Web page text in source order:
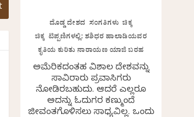
ದೊಡ್ಡ ದೇಶದ ಸಂಗತಿಗಳು ಚಿಕ್ಕ
ಚಿಕ್ಕ ಟಿಪ್ಪಣಿಗಳಲ್ಲಿ: ಶಶಿಧರ ಹಾಲಾಡಿಯವರ
ಕೃತಿಯ ಕುರಿತು ನಾರಾಯಣ ಯಾಜಿ ಬರಹ
ಅಮೆರಿಕದಂತಹ ವಿಶಾಲ ದೇಶವನ್ನು
ಸಾವಿರಾರು ಪ್ರವಾಸಿಗರು
ನೋಡಿರಬಹುದು. ಆದರೆ ಎಲ್ಲರೂ
ಅದನ್ನು ಓದುಗರ ಕಣ್ಮುಂದೆ
ಜೀವಂತಗೊಳಿಸಲು ಸಾಧ್ಯವಿಲ್ಲ. ಒಂದು